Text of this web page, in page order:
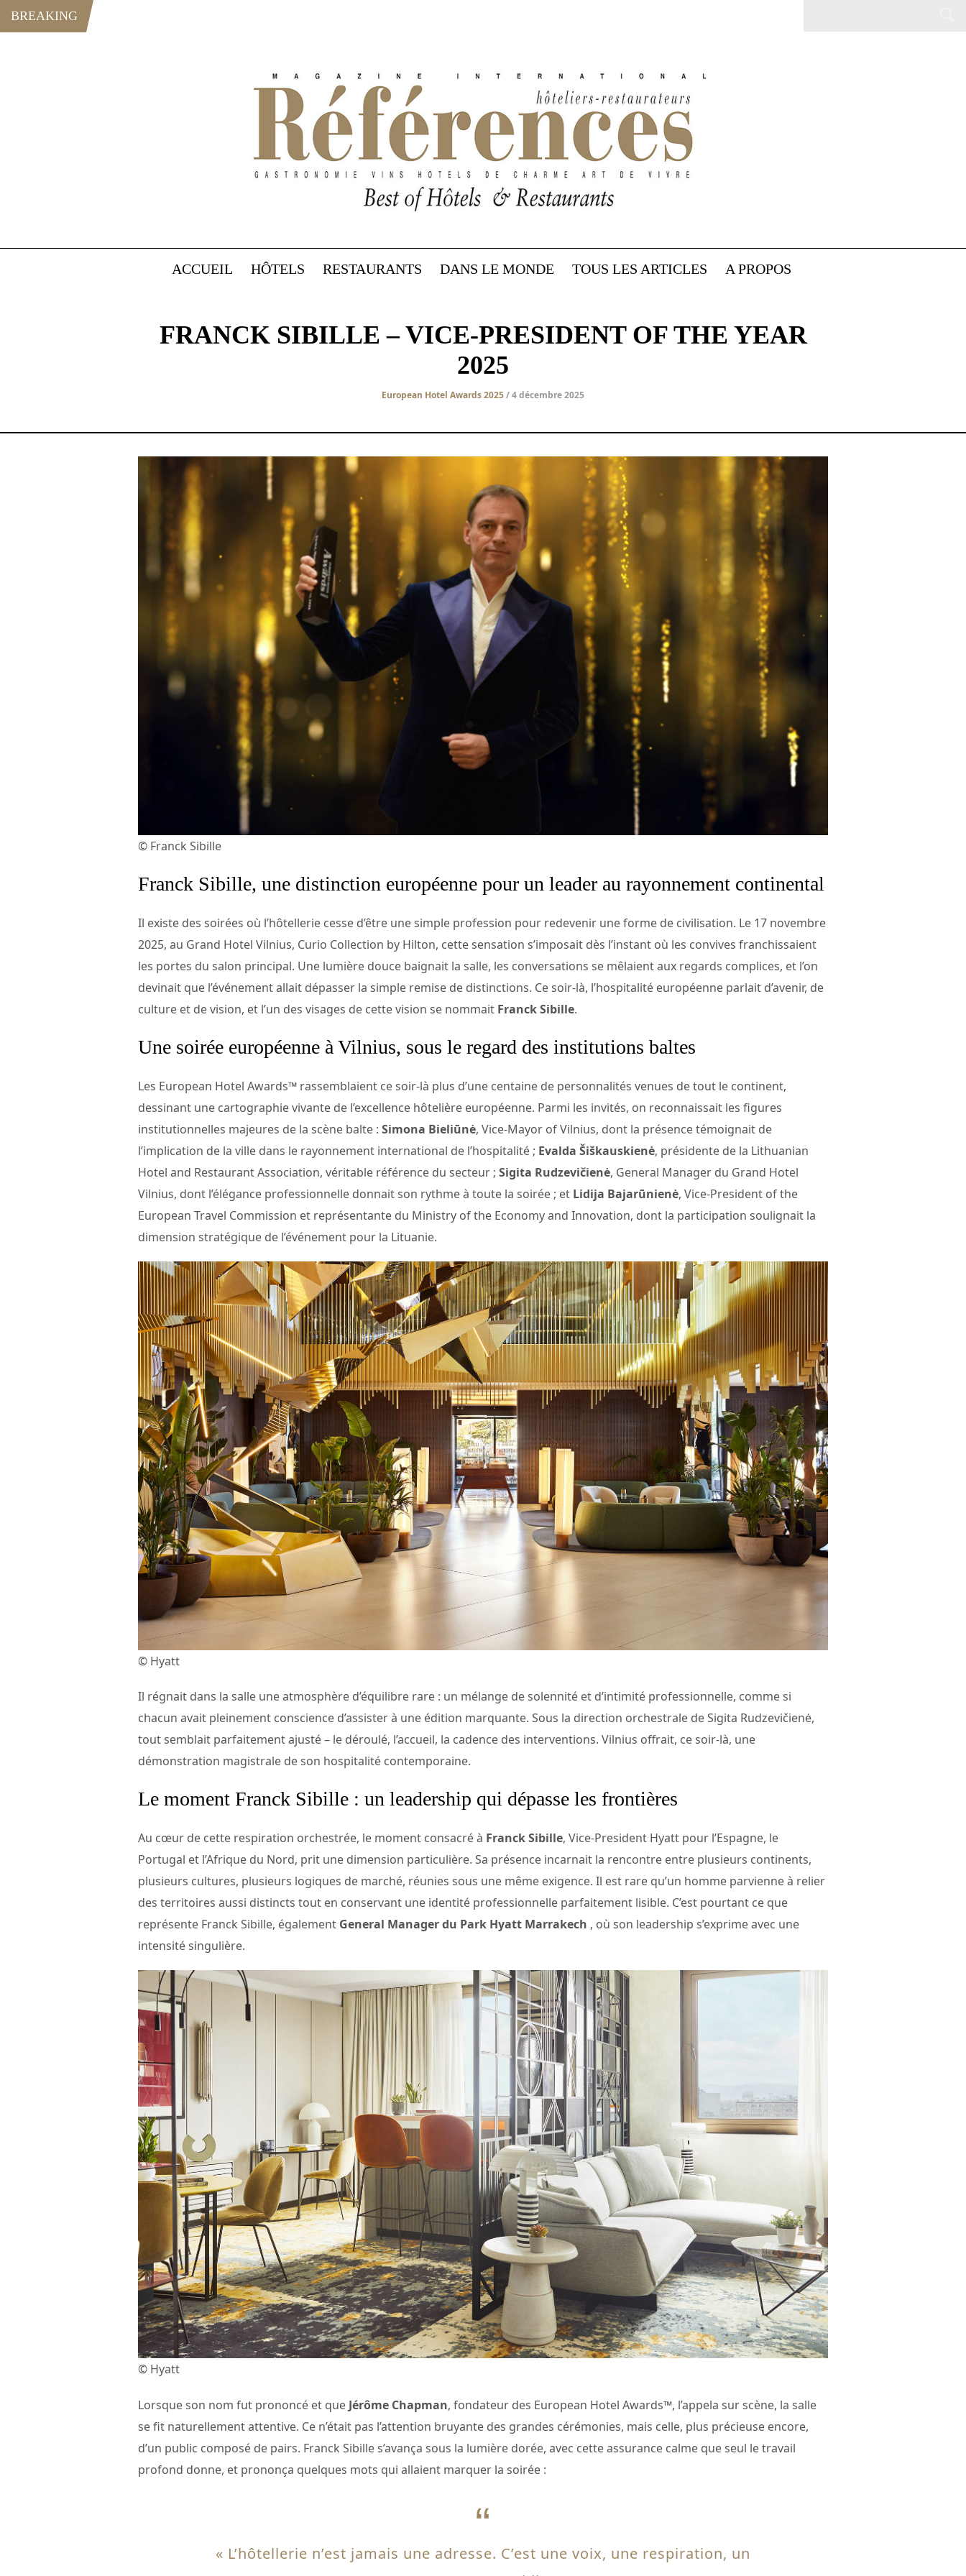
BREAKING
ACCUEIL HÔTELS RESTAURANTS DANS LE MONDE TOUS LES ARTICLES A PROPOS
FRANCK SIBILLE – VICE-PRESIDENT OF THE YEAR
2025
European Hotel Awards 2025/ 4 décembre 2025
© Franck Sibille
Franck Sibille, une distinction européenne pour un leader au rayonnement continental
Il existe des soirées où l’hôtellerie cesse d’être une simple profession pour redevenir une forme de civilisation. Le 17 novembre
2025, au Grand Hotel Vilnius, Curio Collection by Hilton, cette sensation s’imposait dès l’instant où les convives franchissaient
les portes du salon principal. Une lumière douce baignait la salle, les conversations se mêlaient aux regards complices, et l’on
devinait que l’événement allait dépasser la simple remise de distinctions. Ce soir-là, l’hospitalité européenne parlait d’avenir, de
culture et de vision, et l’un des visages de cette vision se nommait Franck Sibille.
Une soirée européenne à Vilnius, sous le regard des institutions baltes
Les European Hotel Awards™ rassemblaient ce soir-là plus d’une centaine de personnalités venues de tout le continent,
dessinant une cartographie vivante de l’excellence hôtelière européenne. Parmi les invités, on reconnaissait les figures
institutionnelles majeures de la scène balte : Simona Bieliūnė, Vice-Mayor of Vilnius, dont la présence témoignait de
l’implication de la ville dans le rayonnement international de l’hospitalité ; Evalda Šiškauskienė, présidente de la Lithuanian
Hotel and Restaurant Association, véritable référence du secteur ; Sigita Rudzevičienė, General Manager du Grand Hotel
Vilnius, dont l’élégance professionnelle donnait son rythme à toute la soirée ; et Lidija Bajarūnienė, Vice-President of the
European Travel Commission et représentante du Ministry of the Economy and Innovation, dont la participation soulignait la
dimension stratégique de l’événement pour la Lituanie.
© Hyatt
Il régnait dans la salle une atmosphère d’équilibre rare : un mélange de solennité et d’intimité professionnelle, comme si
chacun avait pleinement conscience d’assister à une édition marquante. Sous la direction orchestrale de Sigita Rudzevičienė,
tout semblait parfaitement ajusté – le déroulé, l’accueil, la cadence des interventions. Vilnius offrait, ce soir-là, une
démonstration magistrale de son hospitalité contemporaine.
Le moment Franck Sibille : un leadership qui dépasse les frontières
Au cœur de cette respiration orchestrée, le moment consacré à Franck Sibille, Vice-President Hyatt pour l’Espagne, le
Portugal et l’Afrique du Nord, prit une dimension particulière. Sa présence incarnait la rencontre entre plusieurs continents,
plusieurs cultures, plusieurs logiques de marché, réunies sous une même exigence. Il est rare qu’un homme parvienne à relier
des territoires aussi distincts tout en conservant une identité professionnelle parfaitement lisible. C’est pourtant ce que
représente Franck Sibille, également General Manager du Park Hyatt Marrakech , où son leadership s’exprime avec une
intensité singulière.
© Hyatt
Lorsque son nom fut prononcé et que Jérôme Chapman, fondateur des European Hotel Awards™, l’appela sur scène, la salle
se fit naturellement attentive. Ce n’était pas l’attention bruyante des grandes cérémonies, mais celle, plus précieuse encore,
d’un public composé de pairs. Franck Sibille s’avança sous la lumière dorée, avec cette assurance calme que seul le travail
profond donne, et prononça quelques mots qui allaient marquer la soirée :
« L’hôtellerie n’est jamais une adresse. C’est une voix, une respiration, un